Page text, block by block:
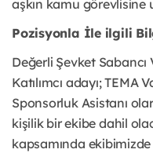
aşkın kamu görevlisine
Pozisyonla İle ilgili
Değerli Şevket
Katılımcı adayı; TEMA
Sponsorluk Asistanı
kişilik bir ekibe dahil
kapsamında ekibimizde